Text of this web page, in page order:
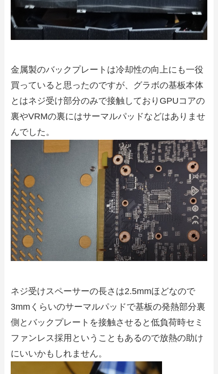
金属製のバックプレートは冷却性の向上にも一役
買っていると思ったのですが、グラボの基板本体
とはネジ受け部分のみで接触しておりGPUコアの
裏やVRMの裏にはサーマルパッドなどはありませ
んでした。
ネジ受けスペーサーの長さは2.5mmほどなので
3mmくらいのサーマルパッドで基板の発熱部分裏
側とバックプレートを接触させると低負荷時セミ
ファンレス採用ということもあるので放熱の助け
にいいかもしれません。